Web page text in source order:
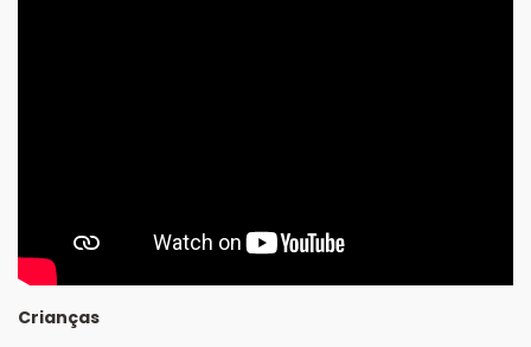
Crianças